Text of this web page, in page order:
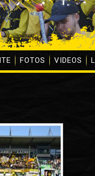
FOTOS VIDEOS